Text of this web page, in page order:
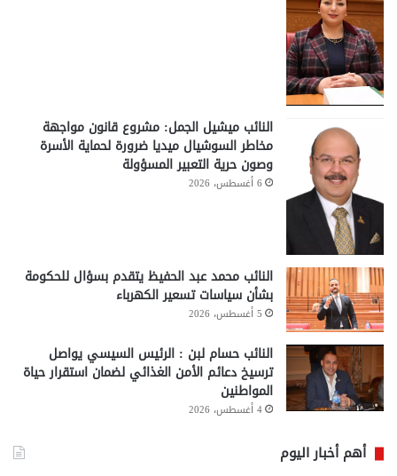
النائب ميشيل الجمل: مشروع قانون مواجهة
مخاطر السوشيال ميديا ضرورة لحماية الأسرة
وصون حرية التعبير المسؤولة
6 أغسطس، 2026
النائب محمد عبد الحفيظ يتقدم بسؤال للحكومة
بشأن سياسات تسعير الكهرباء
5 أغسطس، 2026
النائب حسام لبن : الرئيس السيسي يواصل
ترسيخ دعائم الأمن الغذائي لضمان استقرار حياة
المواطنين
4 أغسطس، 2026
أهم أخبار اليوم